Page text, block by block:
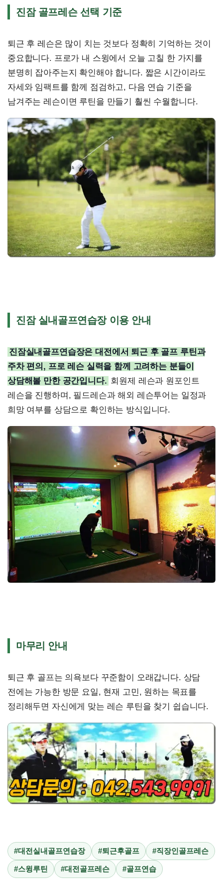
진잠 골프레슨 선택 기준
퇴근 후 레슨은 많이 치는 것보다 정확히 기억하는 것이
중요합니다. 프로가 내 스윙에서 오늘 고칠 한 가지를
분명히 잡아주는지 확인해야 합니다. 짧은 시간이라도
자세와 임팩트를 함께 점검하고, 다음 연습 기준을
남겨주는 레슨이면 루틴을 만들기 훨씬 수월합니다.
진잠 실내골프연습장 이용 안내
진잠실내골프연습장은 대전에서 퇴근 후 골프 루틴과
주차 편의, 프로 레슨 실력을 함께 고려하는 분들이
상담해볼 만한 공간입니다. 회원제 레슨과 원포인트
레슨을 진행하며, 필드레슨과 해외 레슨투어는 일정과
희망 여부를 상담으로 확인하는 방식입니다.
마무리 안내
퇴근 후 골프는 의욕보다 꾸준함이 오래갑니다. 상담
전에는 가능한 방문 요일, 현재 고민, 원하는 목표를
정리해두면 자신에게 맞는 레슨 루틴을 찾기 쉽습니다.
#대전실내골프연습장 #퇴근후골프 #직장인골프레슨
#스윙루틴 #대전골프레슨 #골프연습